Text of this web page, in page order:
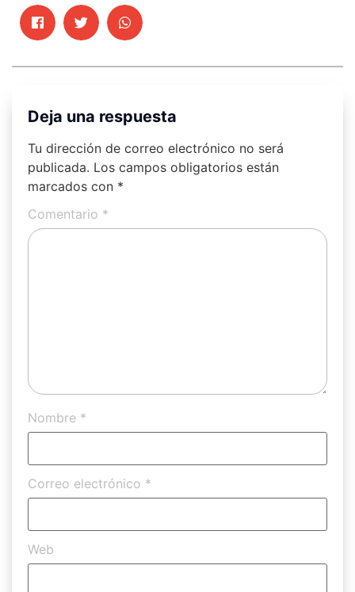
Deja una respuesta
Tu dirección de correo electrónico no será
publicada. Los campos obligatorios están
marcados con *
Comentario *
Nombre *
Correo electrónico *
Web